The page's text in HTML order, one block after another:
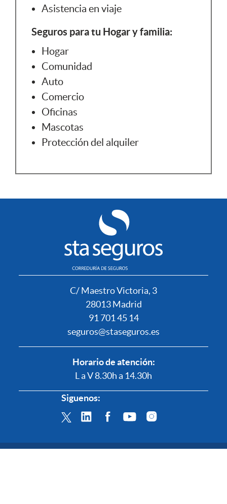
Asistencia en viaje
Seguros para tu Hogar y familia:
Hogar
Comunidad
Auto
Comercio
Oficinas
Mascotas
Protección del alquiler
C/ Maestro Victoria, 3
28013 Madrid
91 701 45 14
seguros@staseguros.es
Horario de atención:
L a V 8.30h a 14.30h
Siguenos: